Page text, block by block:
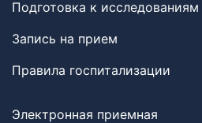
Подготовка к исследованиям
Запись на прием
Правила госпитализации
Электронная приемная